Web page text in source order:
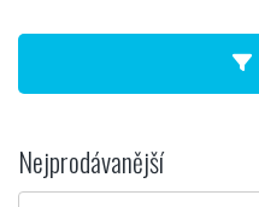
Nejprodávanější